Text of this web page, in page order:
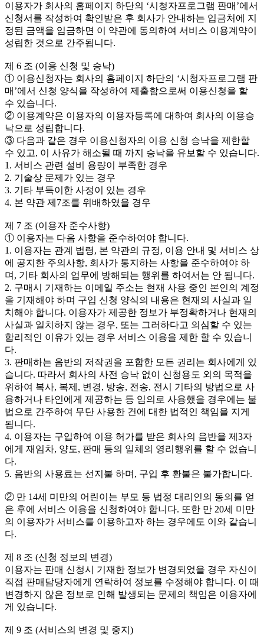
이용자가 회사의 홈페이지 하단의 ‘시청자프로그램 판매’에서
신청서를 작성하여 확인받은 후 회사가 안내하는 입금처에 지
정된 금액을 임금하면 이 약관에 동의하여 서비스 이용계약이
성립한 것으로 간주됩니다.
제 6 조 (이용 신청 및 승낙)
① 이용신청자는 회사의 홈페이지 하단의 ‘시청자프로그램 판
매’에서 신청 양식을 작성하여 제출함으로써 이용신청을 할
수 있습니다.
② 이용계약은 이용자의 이용자등록에 대하여 회사의 이용승
낙으로 성립합니다.
③ 다음과 같은 경우 이용신청자의 이용 신청 승낙을 제한할
수 있고, 이 사유가 해소될 때 까지 승낙을 유보할 수 있습니다.
1. 서비스 관련 설비 용량이 부족한 경우
2. 기술상 문제가 있는 경우
3. 기타 부득이한 사정이 있는 경우
4. 본 약관 제7조를 위배하였을 경우
제 7 조 (이용자 준수사항)
① 이용자는 다음 사항을 준수하여야 합니다.
1. 이용자는 관계 법령, 본 약관의 규정, 이용 안내 및 서비스 상
에 공지한 주의사항, 회사가 통지하는 사항을 준수하여야 하
며, 기타 회사의 업무에 방해되는 행위를 하여서는 안 됩니다.
2. 구매시 기재하는 이메일 주소는 현재 사용 중인 본인의 계정
을 기재해야 하며 구입 신청 양식의 내용은 현재의 사실과 일
치해야 합니다. 이용자가 제공한 정보가 부정확하거나 현재의
사실과 일치하지 않는 경우, 또는 그러하다고 의심할 수 있는
합리적인 이유가 있는 경우 서비스 이용을 제한 할 수 있습니
다.
3. 판매하는 음반의 저작권을 포함한 모든 권리는 회사에게 있
습니다. 따라서 회사의 사전 승낙 없이 신청용도 외의 목적을
위하여 복사, 복제, 변경, 방송, 전송, 전시 기타의 방법으로 사
용하거나 타인에게 제공하는 등 임의로 사용했을 경우에는 불
법으로 간주하여 무단 사용한 건에 대한 법적인 책임을 지게
됩니다.
4. 이용자는 구입하여 이용 허가를 받은 회사의 음반을 제3자
에게 재임차, 양도, 판매 등의 일체의 영리행위를 할 수 없습니
다.
5. 음반의 사용료는 선지불 하며, 구입 후 환불은 불가합니다.
② 만 14세 미만의 어린이는 부모 등 법정 대리인의 동의를 얻
은 후에 서비스 이용을 신청하여야 합니다. 또한 만 20세 미만
의 이용자가 서비스를 이용하고자 하는 경우에도 이와 같습니
다.
제 8 조 (신청 정보의 변경)
이용자는 판매 신청시 기재한 정보가 변경되었을 경우 자신이
직접 판매담당자에게 연락하여 정보를 수정해야 합니다. 이 때
변경하지 않은 정보로 인해 발생되는 문제의 책임은 이용자에
게 있습니다.
제 9 조 (서비스의 변경 및 중지)